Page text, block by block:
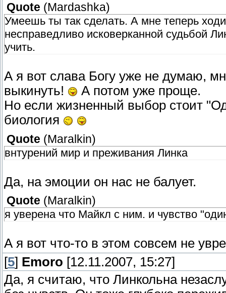
Quote (Mardashka)
Умеешь ты так сделать. А мне теперь
несправедливо исковерканной судьбой
учить.
А я вот слава Богу уже не думаю,
выкинуть!
А потом уже проще.
Но если жизненный выбор стоит
биология
Quote (Maralkin)
внтурений мир и преживания Линка
Да, на эмоции он нас не балует.
Quote (Maralkin)
я уверена что Майкл с ним. и чувство
А я вот что-то в этом совсем не
[5] Emoro [12.11.2007, 15:27]
Да, я считаю, что Линкольна